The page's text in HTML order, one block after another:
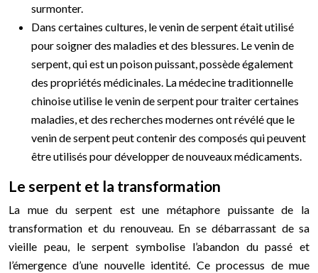
surmonter.
Dans certaines cultures, le venin de serpent était utilisé
pour soigner des maladies et des blessures. Le venin de
serpent, qui est un poison puissant, possède également
des propriétés médicinales. La médecine traditionnelle
chinoise utilise le venin de serpent pour traiter certaines
maladies, et des recherches modernes ont révélé que le
venin de serpent peut contenir des composés qui peuvent
être utilisés pour développer de nouveaux médicaments.
Le serpent et la transformation
La mue du serpent est une métaphore puissante de la
transformation et du renouveau. En se débarrassant de sa
vieille peau, le serpent symbolise l’abandon du passé et
l’émergence d’une nouvelle identité. Ce processus de mue